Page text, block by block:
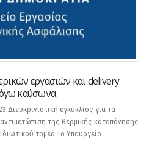
εργασιών και delivery
καύσωνα
Διευκρινιστική εγκύκλιος για τα
της θερμικής καταπόνησης
τομέα Το Υπουργείο...